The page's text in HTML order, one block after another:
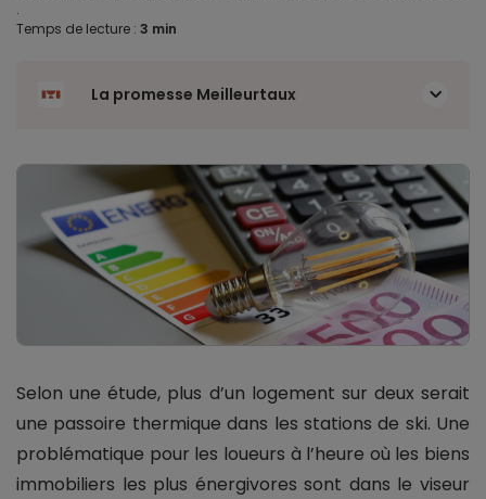
.
Temps de lecture : 3 min
La promesse Meilleurtaux
Selon une étude, plus d’un logement sur deux serait
une passoire thermique dans les stations de ski. Une
problématique pour les loueurs à l’heure où les biens
immobiliers les plus énergivores sont dans le viseur